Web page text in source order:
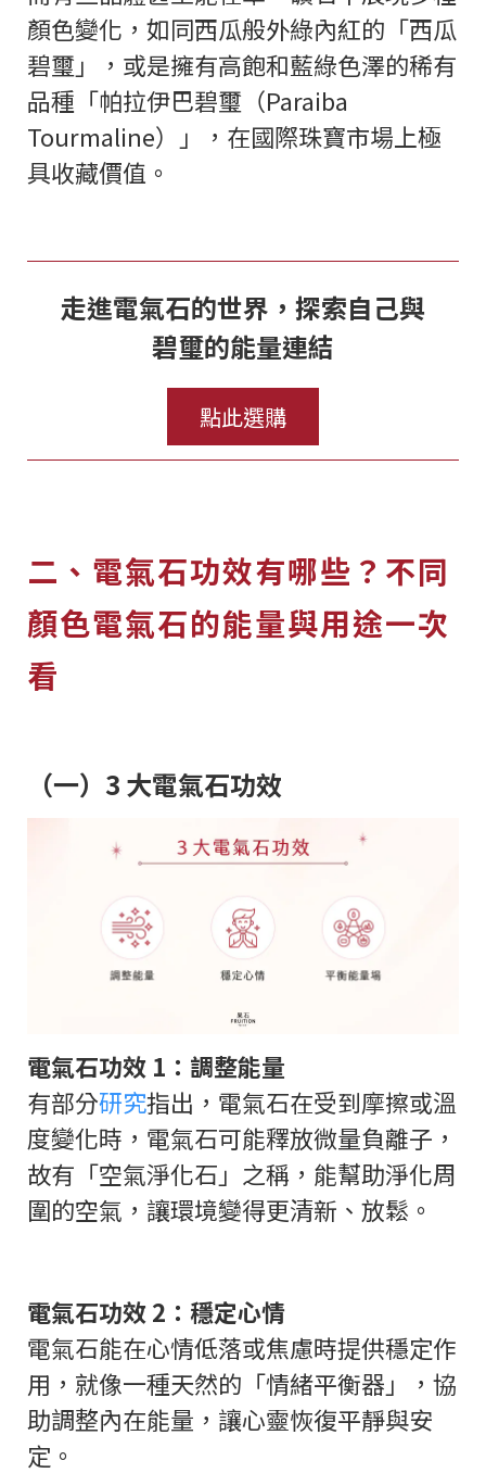
顏色變化，如同西瓜般外綠內紅的「西瓜
碧璽」，或是擁有高飽和藍綠色澤的稀有
品種「帕拉伊巴碧璽（Paraiba
Tourmaline）」，在國際珠寶市場上極
具收藏價值。
走進電氣石的世界，探索自己與
碧璽的能量連結
點此選購
二、電氣石功效有哪些？不同
顏色電氣石的能量與用途一次
看
（一）3 大電氣石功效
電氣石功效 1：調整能量
有部分研究指出，電氣石在受到摩擦或溫
度變化時，電氣石可能釋放微量負離子，
故有「空氣淨化石」之稱，能幫助淨化周
圍的空氣，讓環境變得更清新、放鬆。
電氣石功效 2：穩定心情
電氣石能在心情低落或焦慮時提供穩定作
用，就像一種天然的「情緒平衡器」，協
助調整內在能量，讓心靈恢復平靜與安
定。